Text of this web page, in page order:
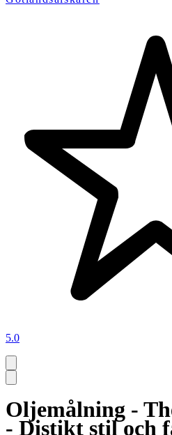
5.0
Oljemålning -
- Distikt stil och